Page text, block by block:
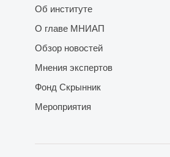
Об институте
О главе МНИАП
Обзор новостей
Мнения экспертов
Фонд Скрынник
Мероприятия